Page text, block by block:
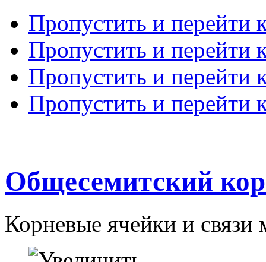
Пропустить и перейти
Пропустить и перейти
Пропустить и перейти
Пропустить и перейти
Общесемитский
Корневые ячейки и